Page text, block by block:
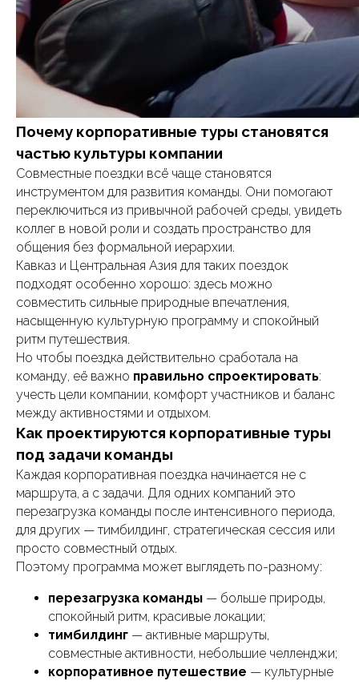
Почему корпоративные туры становятся
частью культуры компании
Совместные поездки всё чаще становятся
инструментом для развития команды. Они помогают
переключиться из привычной рабочей среды, увидеть
коллег в новой роли и создать пространство для
общения без формальной иерархии.
Кавказ и Центральная Азия для таких поездок
подходят особенно хорошо: здесь можно
совместить сильные природные впечатления,
насыщенную культурную программу и спокойный
ритм путешествия.
Но чтобы поездка действительно сработала на
команду, её важно правильно спроектировать:
учесть цели компании, комфорт участников и баланс
между активностями и отдыхом.
Как проектируются корпоративные туры
под задачи команды
Каждая корпоративная поездка начинается не с
маршрута, а с задачи. Для одних компаний это
перезагрузка команды после интенсивного периода,
для других — тимбилдинг, стратегическая сессия или
просто совместный отдых.
Поэтому программа может выглядеть по-разному:
перезагрузка команды — больше природы,
спокойный ритм, красивые локации;
тимбилдинг — активные маршруты,
совместные активности, небольшие челленджи;
корпоративное путешествие — культурные